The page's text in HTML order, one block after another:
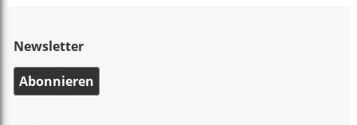
Newsletter
Abonnieren